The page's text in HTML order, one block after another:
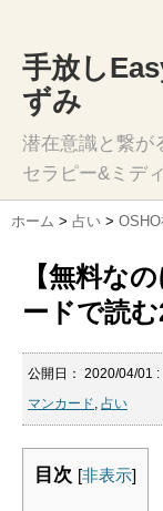
手放し
ずみ
潜在意識と繋が
セラピー&ミデ
ホーム > 占い > OSHO
【無料な
ードで読む
公開日： 2020/04/01
マンカード, 占い
目次 [非表示]